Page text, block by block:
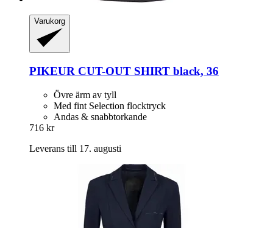
Varukorg
PIKEUR CUT-​OUT SHIRT black, 36
Övre ärm av tyll
Med fint Selection flocktryck
Andas & snabbtorkande
716 kr
Leverans till 17. augusti